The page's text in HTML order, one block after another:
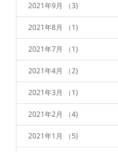
2021年9月 （3)
2021年8月 （1)
2021年7月 （1)
2021年4月 （2)
2021年3月 （1)
2021年2月 （4)
2021年1月 （5)